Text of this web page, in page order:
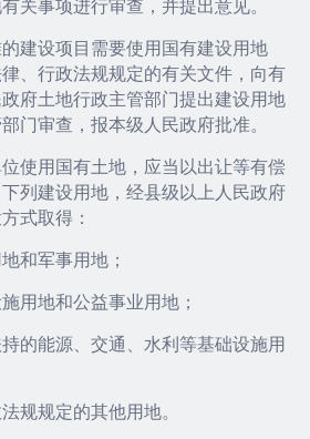
关事项进行审查，并提出意见。
设项目需要使用国有建设用地
、行政法规规定的有关文件，向有
府土地行政主管部门提出建设用地
门审查，报本级人民政府批准。
用国有土地，应当以出让等有偿
列建设用地，经县级以上人民政府
式取得：
军事用地；
地和公益事业用地；
能源、交通、水利等基础设施用
规定的其他用地。